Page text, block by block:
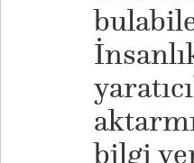
bilgi